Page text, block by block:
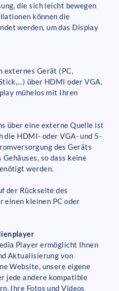
die sich leicht bewegen
können die
werden, um das Display
externes Gerät (PC,
über HDMI oder VGA,
mühelos mit Ihren
über eine externe Quelle ist
die HDMI- oder VGA- und 5-
des Geräts
so dass keine
werden.
der Rückseite des
kleinen PC oder
Player ermöglicht Ihnen
Aktualisierung von
Website, unsere eigene
jede andere kompatible
Ihre Fotos und Videos